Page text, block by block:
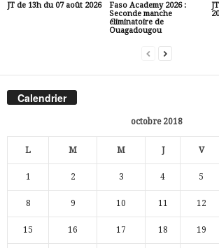
JT de 13h du 07 août 2026
Faso Academy 2026 :
Seconde manche
éliminatoire de
Ouagadougou
Calendrier
octobre 2018
L M M J V
1 2 3 4 5
8 9 10 11 12
15 16 17 18 19